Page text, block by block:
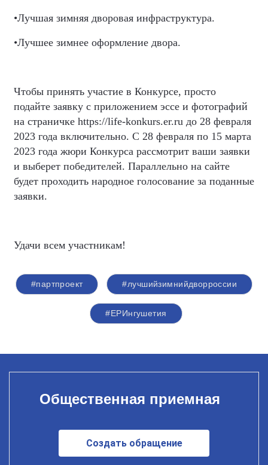
•​Лучшая зимняя дворовая инфраструктура.
•​Лучшее зимнее оформление двора.
Чтобы принять участие в Конкурсе, просто
подайте заявку с приложением эссе и фотографий
на страничке https://life-konkurs.er.ru до 28 февраля
2023 года включительно. С 28 февраля по 15 марта
2023 года жюри Конкурса рассмотрит ваши заявки
и выберет победителей. Параллельно на сайте
будет проходить народное голосование за поданные
заявки.
Удачи всем участникам!
#партпроект #лучшийзимнийдворроссии
#ЕРИнгушетия
Общественная приемная
Создать обращение